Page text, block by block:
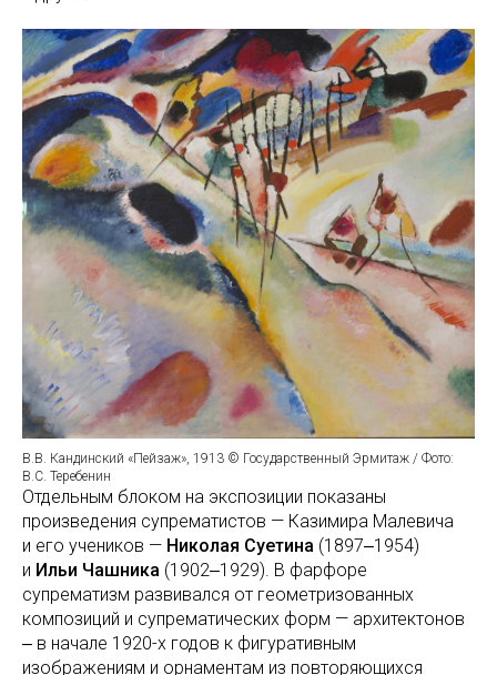
В.В. Кандинский «Пейзаж», 1913 © Государственный Эрмитаж / Фото:
В.С. Теребенин
Отдельным блоком на экспозиции показаны
произведения супрематистов — Казимира Малевича
и его учеников — Николая Суетина (1897‒1954)
и Ильи Чашника (1902‒1929). В фарфоре
супрематизм развивался от геометризованных
композиций и супрематических форм — архитектонов
‒ в начале 1920-х годов к фигуративным
изображениям и орнаментам из повторяющихся